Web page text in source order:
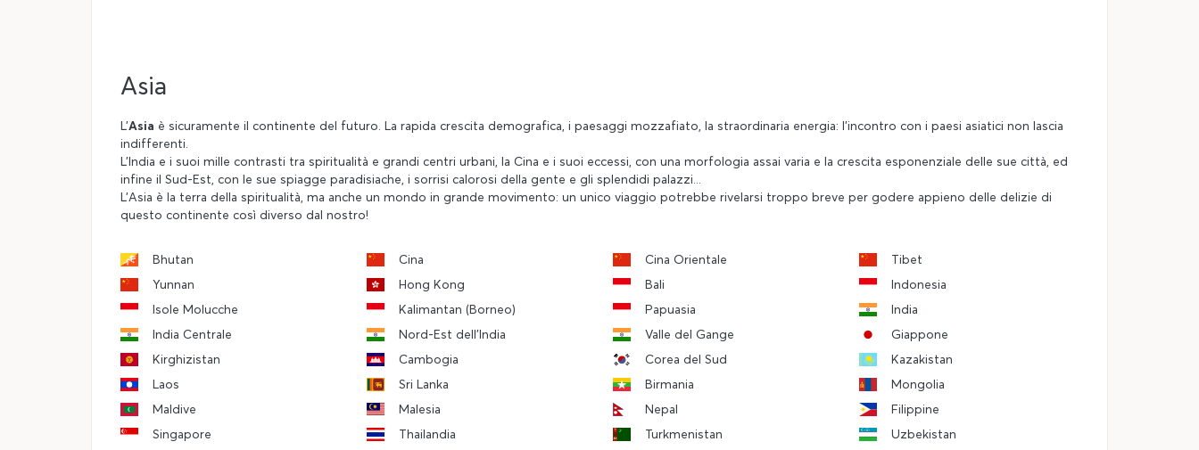
Asia
L’Asia è sicuramente il continente del futuro. La rapida crescita demografica, i paesaggi mozzafiato, la straordinaria energia: l'incontro con i paesi asiatici non lascia
indifferenti.
L’India e i suoi mille contrasti tra spiritualità e grandi centri urbani, la Cina e i suoi eccessi, con una morfologia assai varia e la crescita esponenziale delle sue città, ed
infine il Sud-Est, con le sue spiagge paradisiache, i sorrisi calorosi della gente e gli splendidi palazzi...
L’Asia è la terra della spiritualità, ma anche un mondo in grande movimento: un unico viaggio potrebbe rivelarsi troppo breve per godere appieno delle delizie di
questo continente così diverso dal nostro!
Bhutan Cina Cina Orientale
Tibet
Yunnan
Hong Kong Bali
Indonesia
Isole Molucche
Kalimantan (Borneo) Papuasia
India
India Centrale
Nord-Est dell'India Valle del Gange
Giappone
Kirghizistan
Cambogia Corea del Sud
Kazakistan
Laos
Sri Lanka Birmania
Mongolia
Maldive
Malesia Nepal
Filippine
Singapore
Thailandia Turkmenistan
Uzbekistan